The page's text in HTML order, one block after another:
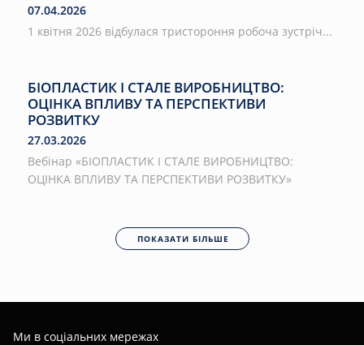
07.04.2026
1 квітня 2026 відбулася тристороння робоча зустріч...
БІОПЛАСТИК І СТАЛЕ ВИРОБНИЦТВО:
ОЦІНКА ВПЛИВУ ТА ПЕРСПЕКТИВИ
РОЗВИТКУ
27.03.2026
Вебінар «БІОПЛАСТИК І СТАЛЕ ВИРОБНИЦТВО:
ОЦІНКА ВПЛИВУ ТА ПЕРСПЕКТИВИ РОЗВИТКУ»
ПОКАЗАТИ БІЛЬШЕ
Ми в соціальних мережах